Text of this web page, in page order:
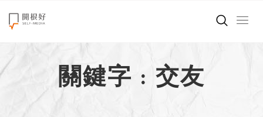
來點正能量
世界在想什麼
創造美好生活
關鍵字 : 交友